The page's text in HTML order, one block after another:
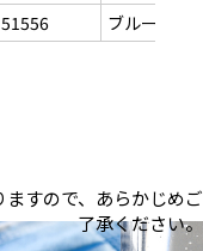
51556
ブルー
すので、あらかじめご
了承ください。